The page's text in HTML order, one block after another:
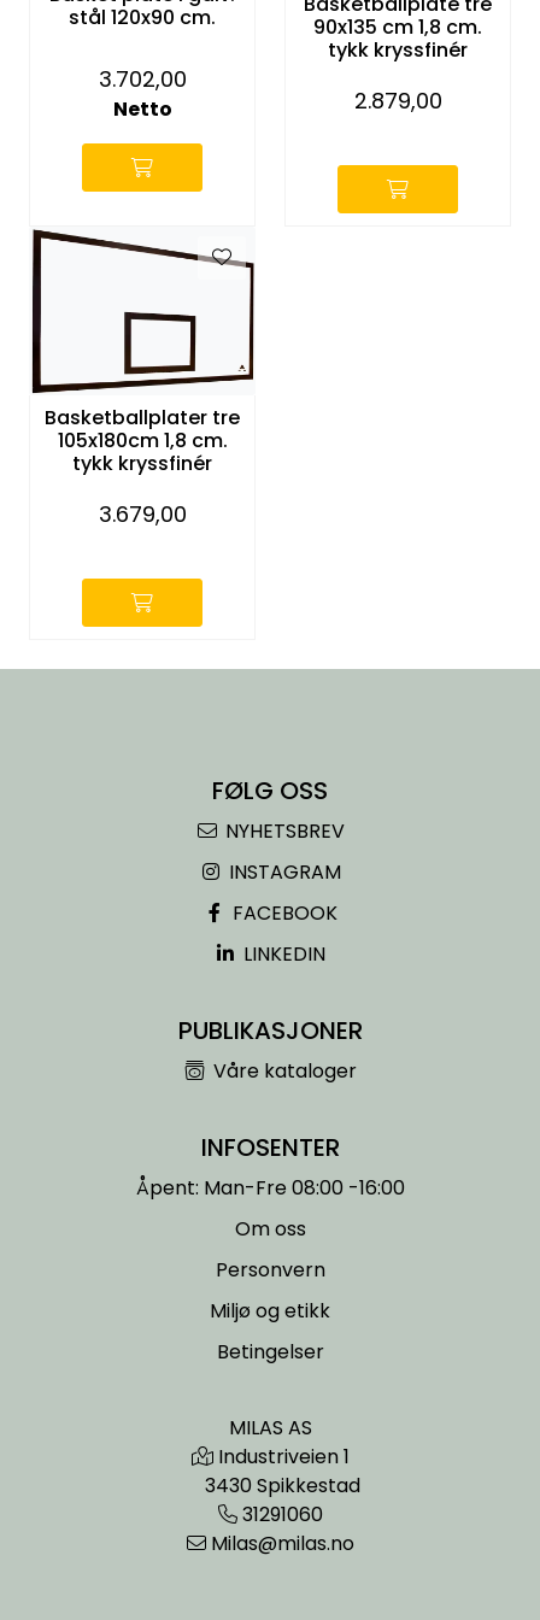
stål 120x90 cm.
3.702,00
Netto
90x135 cm 1,8 cm.
tykk kryssfinér
2.879,00
Basketballplater tre
105x180cm 1,8 cm.
tykk kryssfinér
3.679,00
FØLG OSS
NYHETSBREV
INSTAGRAM
FACEBOOK
LINKEDIN
PUBLIKASJONER
Våre kataloger
INFOSENTER
Åpent: Man-Fre 08:00 -16:00
Om oss
Personvern
Miljø og etikk
Betingelser
MILAS AS
Industriveien 1
3430 Spikkestad
31291060
Milas@milas.no
KONTORMØBLER OG INNREDNING
OUTLET & GJENBRUK
KATALOGER
BARNEHAGE OG SKOLE
Idrettslag
Park og anlegg/Byutvikling
KJØPESENTER
OUTLET & GJENBRUK